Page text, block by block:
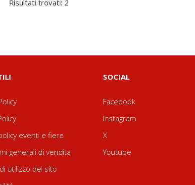
Risultati trovati: 2
eventi e fiere
generali di vendita
utilizzo del sito
SOCIAL
Facebook
Instagram
X
Youtube